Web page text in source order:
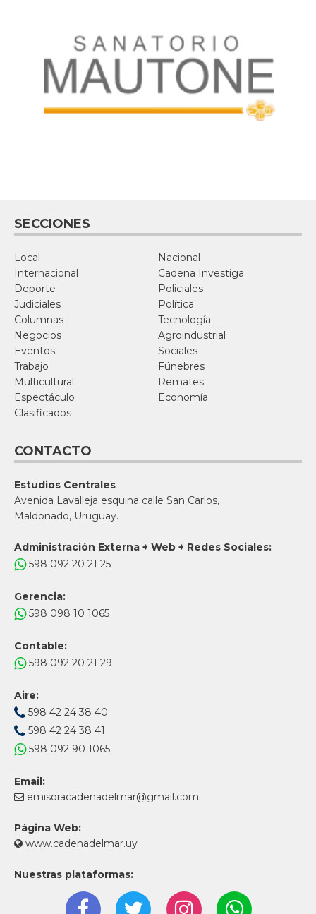
SECCIONES
Local
Nacional
Internacional
Cadena Investiga
Deporte
Policiales
Judiciales
Política
Columnas
Tecnología
Negocios
Agroindustrial
Eventos
Sociales
Trabajo
Fúnebres
Multicultural
Remates
Espectáculo
Economía
Clasificados
CONTACTO
Estudios Centrales
Avenida Lavalleja esquina calle San Carlos,
Maldonado, Uruguay.
Administración Externa + Web + Redes Sociales:
598 092 20 21 25
Gerencia:
598 098 10 1065
Contable:
598 092 20 21 29
Aire:
598 42 24 38 40
598 42 24 38 41
598 092 90 1065
Email:
emisoracadenadelmar@gmail.com
Página Web:
www.cadenadelmar.uy
Nuestras plataformas: